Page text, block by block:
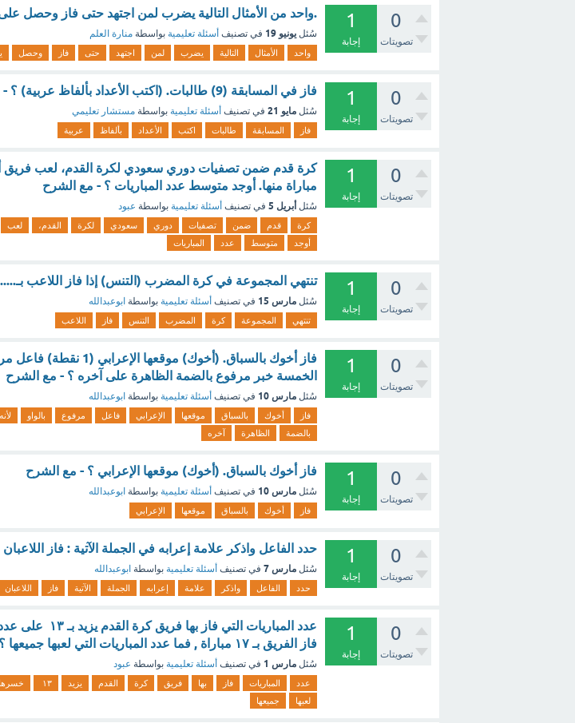
0
تصويتات
1
إجابة
.واحد من الأمثال التالية يضرب لمن اجتهد حتى فاز وحصل
سُئل يونيو 19 في تصنيف أسئلة تعليمية بواسطة منارة العلم
واحد الأمثال التالية يضرب لمن اجتهد حتى فاز وحصل
0
تصويتات
1
إجابة
فاز في المسابقة (9) طالبات. (اكتب الأعداد بألفاظ عربية) ؟ - مع الشرح
سُئل مايو 21 في تصنيف أسئلة تعليمية بواسطة مستشار تعليمي
فاز المسابقة طالبات اكتب الأعداد بألفاظ عربية
0
تصويتات
1
إجابة
مباراة منها. أوجد متوسط عدد المباريات ؟ - مع الشرح
سُئل أبريل 5 في تصنيف أسئلة تعليمية بواسطة عبود
كرة قدم ضمن تصفيات دوري سعودي لكرة القدم، لعب
أوجد
متوسط عدد المباريات
0
تصويتات
1
إجابة
تنتهي المجموعة في كرة المضرب (التنس) إذا فاز اللاعب
سُئل مارس 15 في تصنيف أسئلة تعليمية بواسطة ابوعبدالله
تنتهي المجموعة كرة المضرب التنس فاز اللاعب
0
تصويتات
1
إجابة
فاز أخوك بالسباق. (أخوك)
الخمسة خبر مرفوع بالضمة الظاهرة على آخره ؟ - مع الشرح
سُئل مارس 10 في تصنيف أسئلة تعليمية بواسطة ابوعبدالله
فاز أخوك بالسباق موقعها الإعرابي فاعل مرفوع بالواو لأنه
بالضمة
الظاهرة آخره
0
تصويتات
1
إجابة
فاز أخوك بالسباق. (أخوك) موقعها الإعرابي ؟ - مع الشرح
سُئل مارس 10 في تصنيف أسئلة تعليمية بواسطة ابوعبدالله
فاز أخوك بالسباق موقعها الإعرابي
0
تصويتات
1
إجابة
حدد الفاعل واذكر علامة إعرابه في الجملة الآتية : فاز
سُئل مارس 7 في تصنيف أسئلة تعليمية بواسطة ابوعبدالله
حدد الفاعل واذكر علامة إعرابه الجملة الآتية فاز اللاعبان
0
تصويتات
1
إجابة
عدد المباريات
فاز الفريق بـ ١٧ مباراة , فما عدد المباريات التي لعبها جميعها ؟ ؟ - مع الشرح
سُئل مارس 1 في تصنيف أسئلة تعليمية بواسطة عبود
عدد المباريات فاز بها فريق كرة القدم يزيد ١٣ خسرها
لعبها
جميعها